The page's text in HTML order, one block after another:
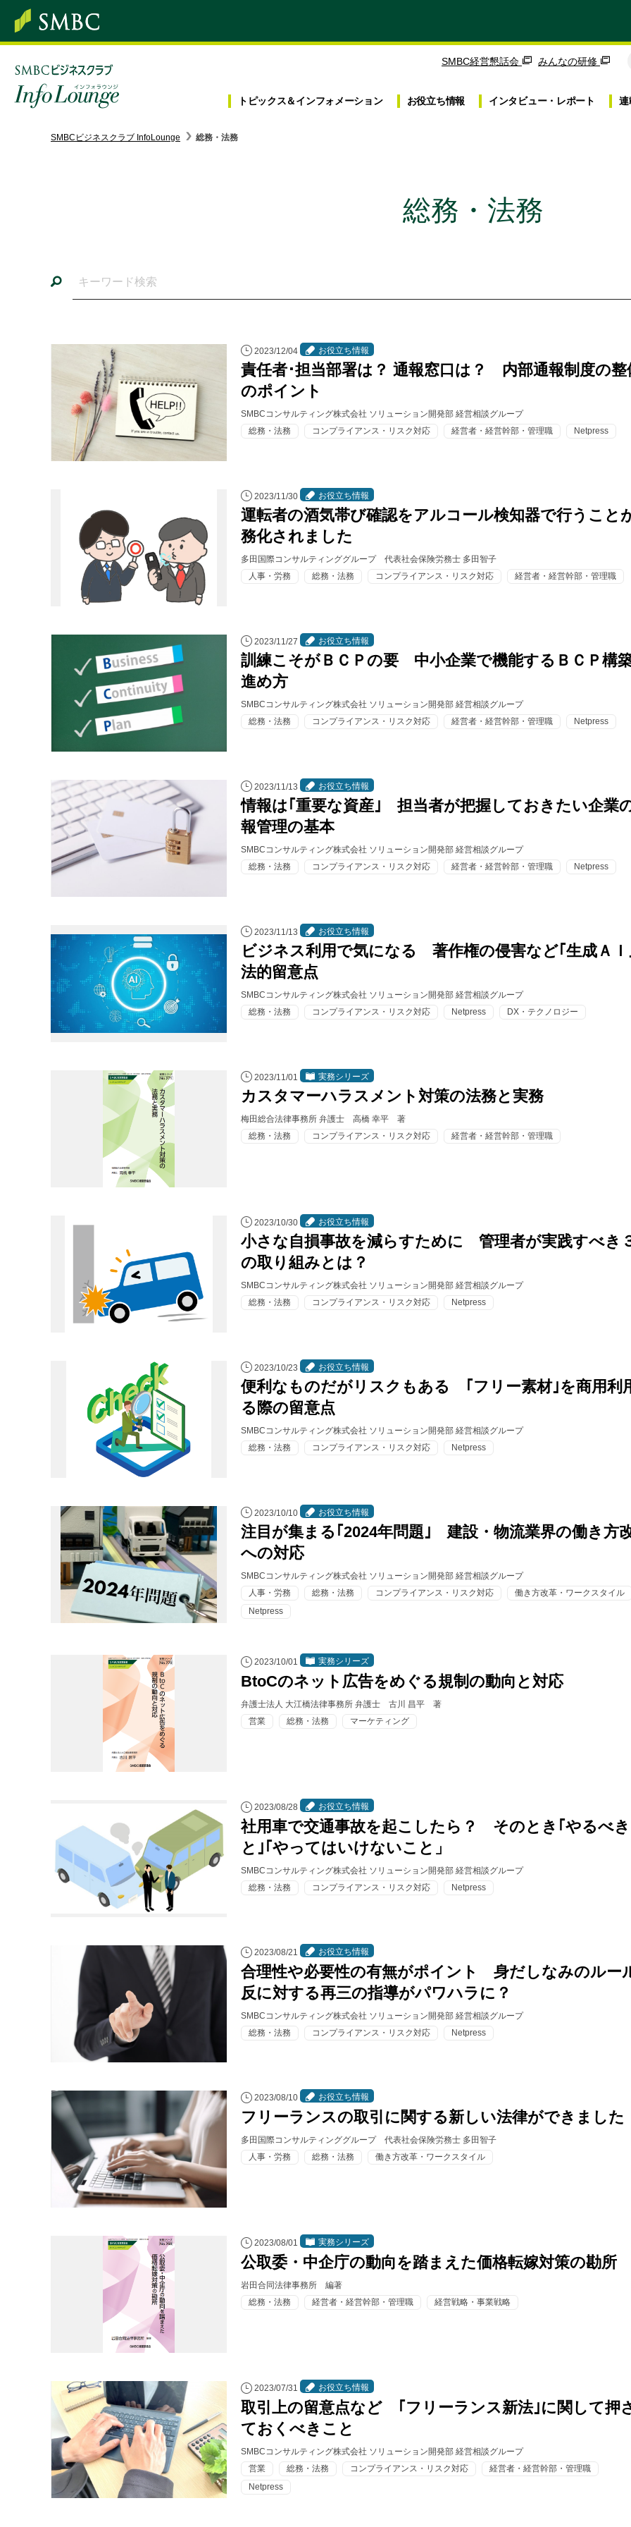
SMBC経営懇話会 みんなの研修
トピックス＆インフォメーション お役立ち情報 インタビュー・ レポート 連
インタビュー・レポート
イベント・セミナー
資料ダウンロード
プライバシーポリシー
本サイトのご利用にあたって
SMBCビジネスクラブ InfoLounge 総務・法務
総務・法務
2023/12/04 お役立ち情報
責任者･担当部署は？ 通報窓口は？ 内部通報制度の整
のポイント
SMBCコンサルティング株式会社 ソリューション開発部 経営相談グループ
総務・法務
コンプライアンス・リスク対応 経営者・経営幹部・管理職 Netpress
2023/11/30 お役立ち情報
運転者の酒気帯び確認をアルコール検知器で行うこと
務化されました
多田国際コンサルティンググループ 代表社会保険労務士 多田智子
人事・労務
総務・法務 コンプライアンス・リスク対応 経営者・経営幹部・管理職
2023/11/27 お役立ち情報
訓練こそがＢＣＰの要 中小企業で機能するＢＣＰ構
進め方
SMBCコンサルティング株式会社 ソリューション開発部 経営相談グループ
総務・法務
コンプライアンス・リスク対応 経営者・経営幹部・管理職 Netpress
2023/11/13 お役立ち情報
情報は｢重要な資産｣ 担当者が把握しておきたい企業
報管理の基本
SMBCコンサルティング株式会社 ソリューション開発部 経営相談グループ
総務・法務
コンプライアンス・リスク対応 経営者・経営幹部・管理職 Netpress
2023/11/13 お役立ち情報
ビジネス利用で気になる 著作権の侵害など｢生成ＡＩ
法的留意点
SMBCコンサルティング株式会社 ソリューション開発部 経営相談グループ
総務・法務
コンプライアンス・リスク対応 Netpress DX・テクノロジー
2023/11/01 実務シリーズ
カスタマーハラスメント対策の法務と実務
梅田総合法律事務所 弁護士 高橋 幸平 著
総務・法務
コンプライアンス・リスク対応 経営者・経営幹部・管理職
2023/10/30 お役立ち情報
小さな自損事故を減らすために 管理者が実践すべき
の取り組みとは？
SMBCコンサルティング株式会社 ソリューション開発部 経営相談グループ
総務・法務
コンプライアンス・リスク対応 Netpress
2023/10/23 お役立ち情報
便利なものだがリスクもある ｢フリー素材｣を商用利
る際の留意点
SMBCコンサルティング株式会社 ソリューション開発部 経営相談グループ
総務・法務
コンプライアンス・リスク対応 Netpress
2023/10/10 お役立ち情報
注目が集まる｢2024年問題｣ 建設・物流業界の働き方
への対応
SMBCコンサルティング株式会社 ソリューション開発部 経営相談グループ
人事・労務
総務・法務 コンプライアンス・リスク対応
働き方改革・ワークスタイル
Netpress
2023/10/01 実務シリーズ
BtoCのネット広告をめぐる規制の動向と対応
弁護士法人 大江橋法律事務所 弁護士 古川 昌平 著
営業
総務・法務 マーケティング
2023/08/28 お役立ち情報
社用車で交通事故を起こしたら？ そのとき｢やるべ
と｣｢やってはいけないこと」
SMBCコンサルティング株式会社 ソリューション開発部 経営相談グループ
総務・法務
コンプライアンス・リスク対応 Netpress
2023/08/21 お役立ち情報
合理性や必要性の有無がポイント 身だしなみのルー
反に対する再三の指導がパワハラに？
SMBCコンサルティング株式会社 ソリューション開発部 経営相談グループ
総務・法務
コンプライアンス・リスク対応 Netpress
2023/08/10 お役立ち情報
フリーランスの取引に関する新しい法律ができました
多田国際コンサルティンググループ 代表社会保険労務士 多田智子
人事・労務
総務・法務 働き方改革・ワークスタイル
2023/08/01 実務シリーズ
公取委・中企庁の動向を踏まえた価格転嫁対策の勘所
岩田合同法律事務所 編著
総務・法務
経営者・経営幹部・管理職 経営戦略・事業戦略
2023/07/31 お役立ち情報
取引上の留意点など ｢フリーランス新法｣に関して押
ておくべきこと
SMBCコンサルティング株式会社 ソリューション開発部 経営相談グループ
営業
総務・法務 コンプライアンス・リスク対応
経営者・経営幹部・管理職
Netpress